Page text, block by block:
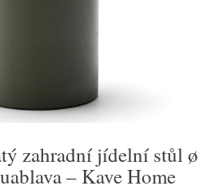
zahradní jídelní stůl ø
– Kave Home